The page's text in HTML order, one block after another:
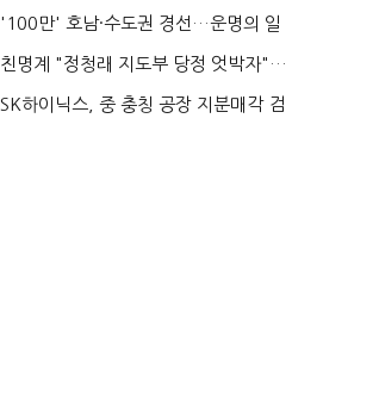
노동자는 강행군…'야...
'100만' 호남·수도권 경선…운명의 일
주일
친명계 "정청래 지도부 당정 엇박자"…
친청계 "신천지 오...
SK하이닉스, 중 충칭 공장 지분매각 검